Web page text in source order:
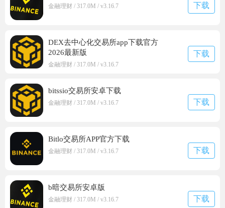
金融理财 / 317.0M / v3.16.7 下载
DEX去中心化交易所app下载官方
2026最新版
金融理财 / 317.0M / v3.16.7
下载
bitssio交易所安卓下载
金融理财 / 317.0M / v3.16.7 下载
Bitlo交易所APP官方下载
金融理财 / 317.0M / v3.16.7 下载
b暗交易所安卓版
金融理财 / 317.0M / v3.16.7 下载